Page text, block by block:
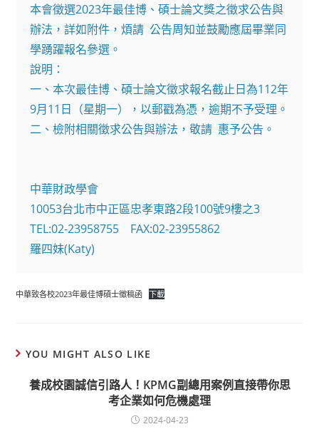
本會徵選2023年最佳博、碩士論文獎之徵求公告與
辦法，詳如附件，煩請  公告周知並鼓勵應屆畢業同
學踴躍報名參選。
說明：
一、本次最佳博、碩士論文徵求報名截止日為112年
9月11日（星期一），以郵戳為憑，逾期不予受理。
二、檢附相關徵求公告與辦法，敬請  惠予公告。
中華財政學會
10053台北市中正區忠孝東路2段100號9樓之3
TEL:02-23958755    FAX:02-23955862
中華致各校2023年最佳博碩士徵稿函 下載
YOU MIGHT ALSO LIKE
養成校園誠信引路人！KPMG副總用案例直接帶你思
考企業如何危機處理
2024-04-23